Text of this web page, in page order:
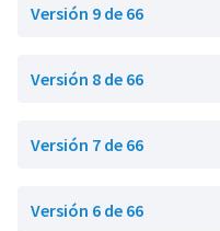
Versión 9 de 66
Versión 8 de 66
Versión 7 de 66
Versión 6 de 66